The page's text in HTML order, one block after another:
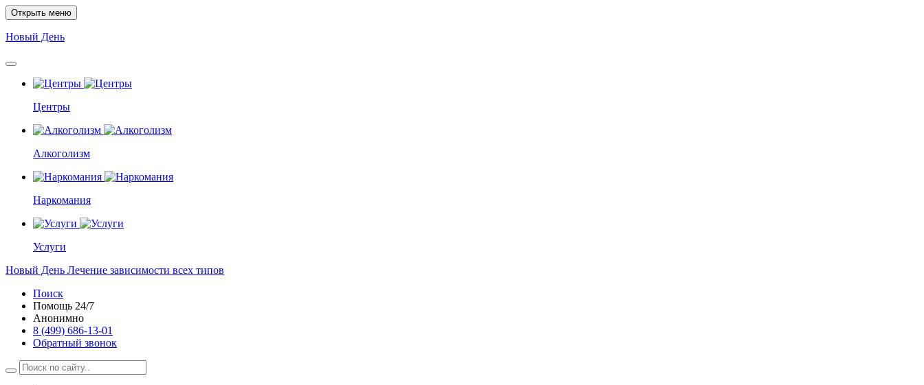
Открыть меню
Новый День
Центры
Алкоголизм
Наркомания
Услуги
Новый День Лечение зависимости всех типов
Поиск
Помощь 24/7
Анонимно
8 (499) 686-13-01
Обратный звонок